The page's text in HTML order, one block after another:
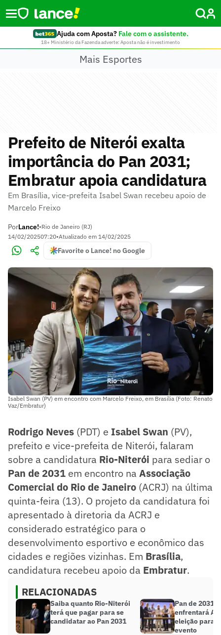
Ajuda com Aposta? Fale com o assistente.
18+ Ministério da Fazenda adverte: Aposta não é investimento
Mais Esportes
Prefeito de Niterói exalta
importância do Pan 2031;
Embratur apoia candidatura
Em Brasília, vice-prefeita Isabel Swan recebeu apoio de
Marcelo Freixo
PorLance!•Rio de Janeiro (RJ)
14/02/202507:20•Atualizado em 14/02/2025
Favorite o Lance! no Google
Isabel Swan (PV) em encontro com Marcelo Freixo, em Brasília (Foto: Renato
Vaz/Embratur)
Rodrigo Neves (PDT) e Isabel Swan (PV),
prefeito e vice-prefeita de Niterói, falaram
sobre a candidatura Rio-Niterói para sediar o
Pan de 2031 em encontro na Associação
Comercial do Rio de Janeiro (ACRJ) na última
quinta-feira (13). O projeto da candidatura foi
apresentado à diretoria da ACRJ e
considerado estratégico para o
desenvolvimento esportivo e econômico das
cidades e regiões vizinhas. Em Brasília,
candidatura recebeu apoio da Embratur.
RELACIONADAS
Saiba quanto Rio-Niterói
terá que pagar para se
candidatar ao Pan 2031
Pan de 2031:
enfrentará
eleição para
evento